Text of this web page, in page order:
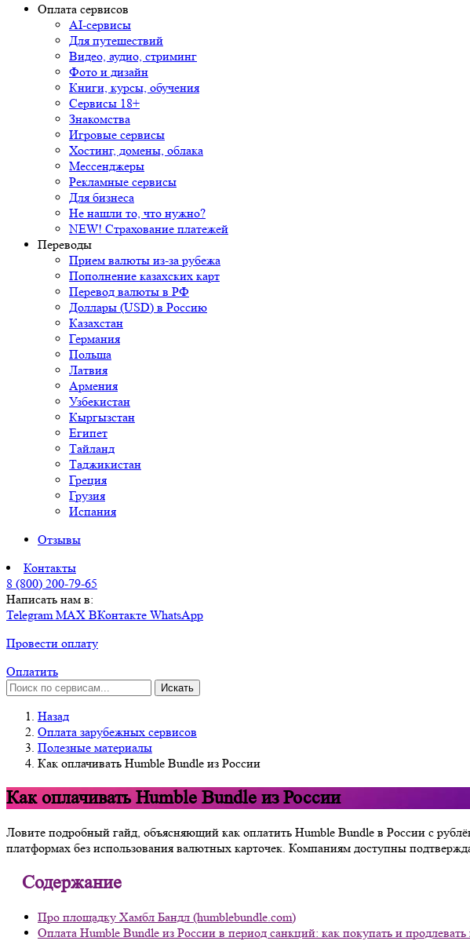
Оплата сервисов
AI-сервисы
Для путешествий
Видео, аудио, стриминг
Фото и дизайн
Книги, курсы, обучения
Сервисы 18+
Знакомства
Игровые сервисы
Хостинг, домены, облака
Мессенджеры
Рекламные сервисы
Для бизнеса
Не нашли то, что нужно?
NEW! Страхование платежей
Переводы
Прием валюты из-за рубежа
Пополнение казахских карт
Перевод валюты в РФ
Доллары (USD) в Россию
Казахстан
Германия
Польша
Латвия
Армения
Узбекистан
Кыргызстан
Египет
Тайланд
Таджикистан
Греция
Грузия
Испания
Отзывы
Контакты
8 (800) 200-79-65
Написать нам в:
TelegramMAX ВКонтакте WhatsApp
Провести оплату
Оплатить
Искать
Назад
Оплата зарубежных сервисов
Полезные материалы
Как оплачивать Humble Bundle из России
Как оплачивать Humble Bundle из России
Ловите подробный гайд, объясняющий как оплатить Humble Bundle в России с
платформах без использования валютных карточек. Компаниям доступны
Содержание
Про площадку Хамбл Бандл (humblebundle.com)
Оплата Humble Bundle из России в период санкций: как покупать и